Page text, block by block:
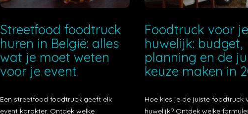
Streetfood foodtruck
huren in België: alles
wat je moet weten
voor je event
Een streetfood foodtruck geeft elk
event karakter. Ontdek welke
Foodtruck voor je
huwelijk: budget,
planning en de
keuze maken in
Hoe kies je de juiste foodtruck
huwelijk? Ontdek welke